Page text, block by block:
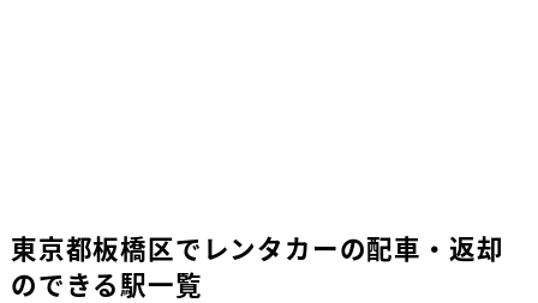
東京都板橋区でレンタカーの配車・返却
のできる駅一覧